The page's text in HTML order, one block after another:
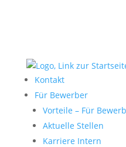
Kontakt
Für Bewerber
Vorteile – Für
Aktuelle Stellen
Karriere Intern